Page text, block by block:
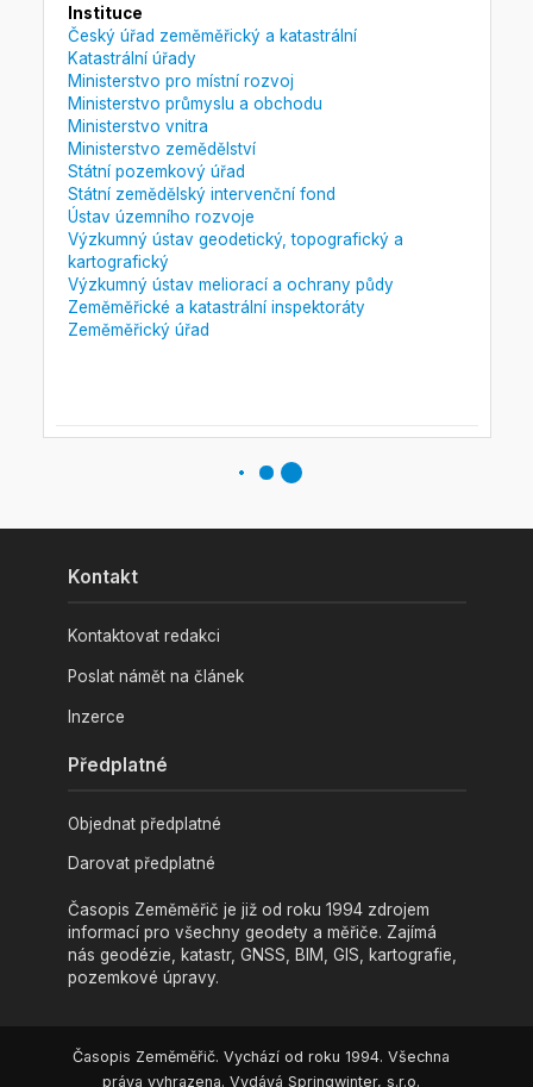
Instituce
Český úřad zeměměřický a katastrální
Katastrální úřady
Ministerstvo pro místní rozvoj
Ministerstvo průmyslu a obchodu
Ministerstvo vnitra
Ministerstvo zemědělství
Státní pozemkový úřad
Státní zemědělský intervenční fond
Ústav územního rozvoje
Výzkumný ústav geodetický, topografický a
kartografický
Výzkumný ústav meliorací a ochrany půdy
Zeměměřické a katastrální inspektoráty
Zeměměřický úřad
Kontakt
Kontaktovat redakci
Poslat námět na článek
Inzerce
Předplatné
Objednat předplatné
Darovat předplatné
Časopis Zeměměřič je již od roku 1994 zdrojem
informací pro všechny geodety a měřiče. Zajímá
nás geodézie, katastr, GNSS, BIM, GIS, kartografie,
pozemkové úpravy.
Časopis Zeměměřič. Vychází od roku 1994. Všechna
práva vyhrazena. Vydává Springwinter, s.r.o.